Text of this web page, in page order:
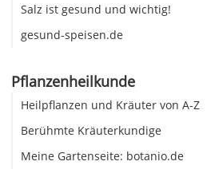
Salz ist gesund und wichtig!
gesund-speisen.de
Pflanzenheilkunde
Heilpflanzen und Kräuter von A-Z
Berühmte Kräuterkundige
Meine Gartenseite: botanio.de